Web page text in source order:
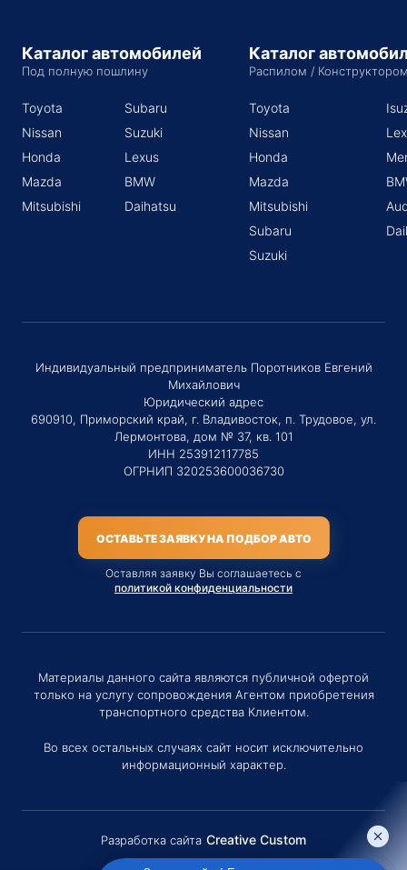
Каталог автомобилей
Под полную пошлину
Toyota
Nissan
Honda
Mazda
Mitsubishi
Subaru
Suzuki
Lexus
BMW
Daihatsu
Каталог
Распилом /
Toyota
Nissan
Honda
Mazda
Mitsubishi
Subaru
Suzuki
Индивидуальный предприниматель Поротников Евгений
Михайлович
Юридический адрес
690910, Приморский край, г. Владивосток, п. Трудовое, ул.
Лермонтова, дом № 37, кв. 101
ИНН 253912117785
ОГРНИП 320253600036730
ОСТАВЬТЕ ЗАЯВКУ НА ПОДБОР АВТО
Оставляя заявку Вы соглашаетесь с
политикой конфиденциальности
Материалы данного сайта являются публичной офертой
только на услугу сопровождения Агентом приобретения
транспортного средства Клиентом.
Во всех остальных случаях сайт носит исключительно
информационный характер.
Разработка сайта Creative Custom